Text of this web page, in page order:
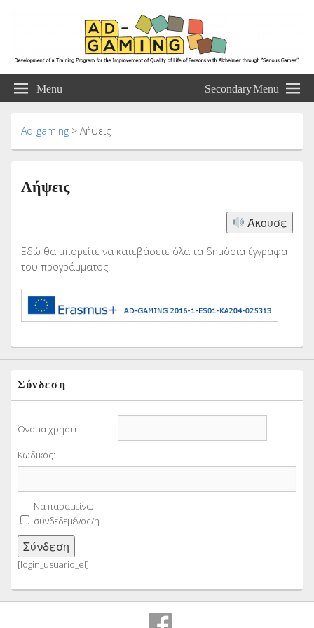
Ad-gamingPersons with Alzheimer through “Serious Games”
Menu Secondary Menu
Ad-gaming > Λήψεις
Λήψεις
Άκουσε
Εδώ θα μπορείτε να κατεβάσετε όλα τα δημόσια έγγραφα
του προγράμματος.
Σύνδεση
Όνομα χρήστη:
Κωδικός:
Να παραμείνω
συνδεδεμένος/η
Σύνδεση
[login_usuario_el]